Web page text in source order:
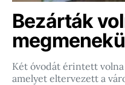
Bezárták
Két óvodát érintett volna
amelyet eltervezett a